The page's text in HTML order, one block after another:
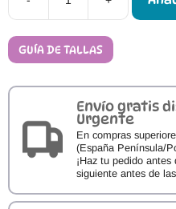
Sandalias
Barefoot
GUÍA DE TALLAS
Envío gratis
Urgente
En compras
(España Península/
¡Haz tu pedido
siguiente antes de